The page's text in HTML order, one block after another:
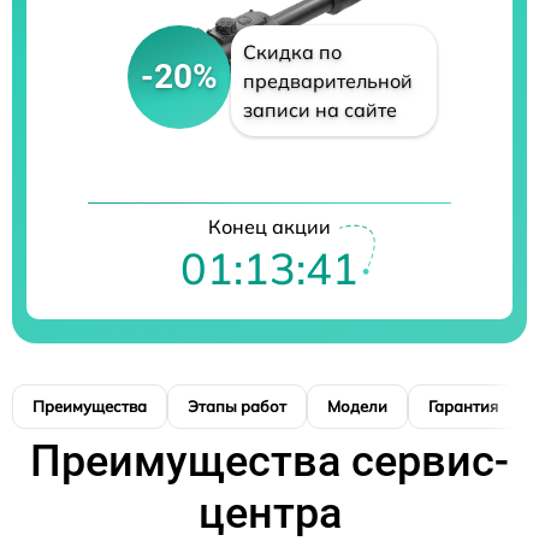
-20%
Скидка по
предварительной
записи на сайте
Конец акции
01:13:39
Преимущества Этапы работ Модели Гарантия
Преимущества сервис-
центра